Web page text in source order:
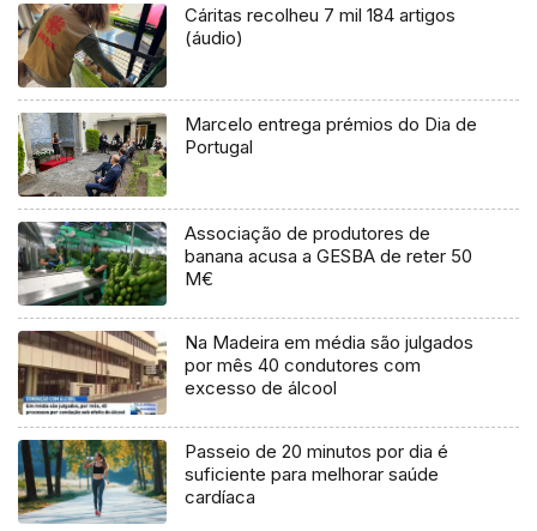
Cáritas recolheu 7 mil 184 artigos
(áudio)
Marcelo entrega prémios do Dia de
Portugal
Associação de produtores de
banana acusa a GESBA de reter 50
M€
Na Madeira em média são julgados
por mês 40 condutores com
excesso de álcool
Passeio de 20 minutos por dia é
suficiente para melhorar saúde
cardíaca